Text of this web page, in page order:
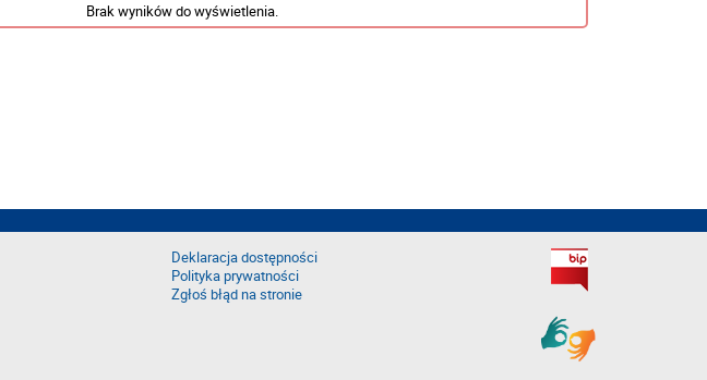
Brak wyników do wyświetlenia.
Deklaracja dostępności
Polityka prywatności
Zgłoś błąd na stronie